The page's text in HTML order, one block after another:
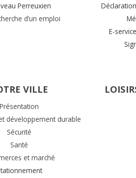
Perreuxien
d’un emploi
E-
VILLE
Présentation
développement durable
Sécurité
Santé
et marché